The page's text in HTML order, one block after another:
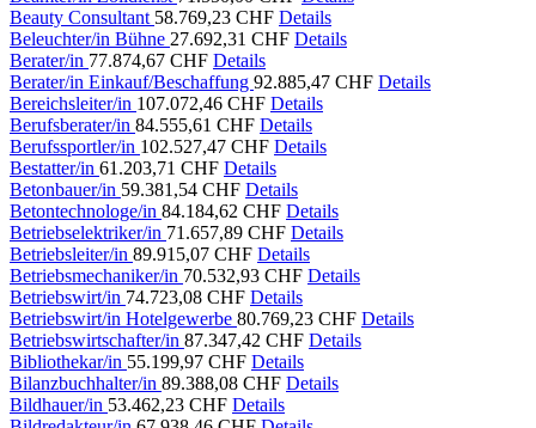
Beauty Consultant 58.769,23 CHF Details
Beleuchter/in Bühne 27.692,31 CHF Details
Berater/in 77.874,67 CHF Details
Berater/in Einkauf/Beschaffung 92.885,47 CHF Details
Bereichsleiter/in 107.072,46 CHF Details
Berufsberater/in 84.555,61 CHF Details
Berufssportler/in 102.527,47 CHF Details
Bestatter/in 61.203,71 CHF Details
Betonbauer/in 59.381,54 CHF Details
Betontechnologe/in 84.184,62 CHF Details
Betriebselektriker/in 71.657,89 CHF Details
Betriebsleiter/in 89.915,07 CHF Details
Betriebsmechaniker/in 70.532,93 CHF Details
Betriebswirt/in 74.723,08 CHF Details
Betriebswirt/in Hotelgewerbe 80.769,23 CHF Details
Betriebswirtschafter/in 87.347,42 CHF Details
Bibliothekar/in 55.199,97 CHF Details
Bilanzbuchhalter/in 89.388,08 CHF Details
Bildhauer/in 53.462,23 CHF Details